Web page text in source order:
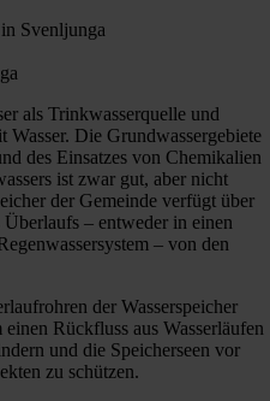
Svenljunga
als Trinkwasserquelle und
Die Grundwassergebiete
des Einsatzes von Chemikalien
ist zwar gut, aber nicht
der Gemeinde verfügt über
– entweder in einen
– von den
der Wasserspeicher
Rückfluss aus Wasserläufen
und die Speicherseen vor
zu schützen.